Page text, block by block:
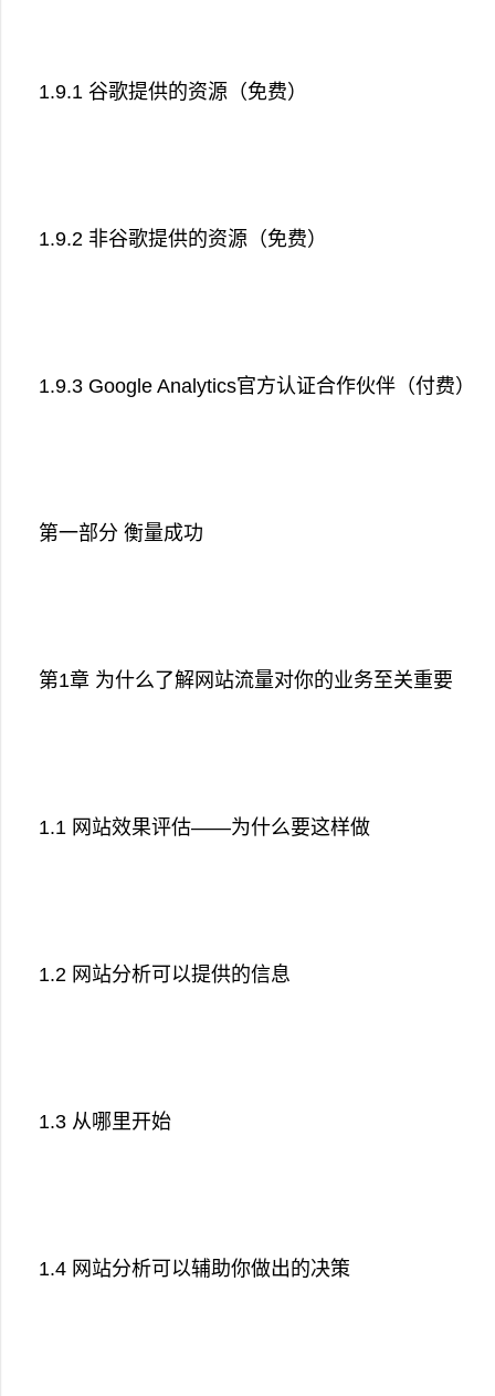
1.9.1 谷歌提供的资源（免费）
1.9.2 非谷歌提供的资源（免费）
1.9.3 Google Analytics官方认证合作伙伴（付费）
第一部分 衡量成功
第1章 为什么了解网站流量对你的业务至关重要
1.1 网站效果评估——为什么要这样做
1.2 网站分析可以提供的信息
1.3 从哪里开始
1.4 网站分析可以辅助你做出的决策